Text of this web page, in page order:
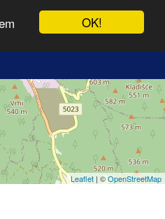
OK!
Leaflet | ©OpenStreetMap